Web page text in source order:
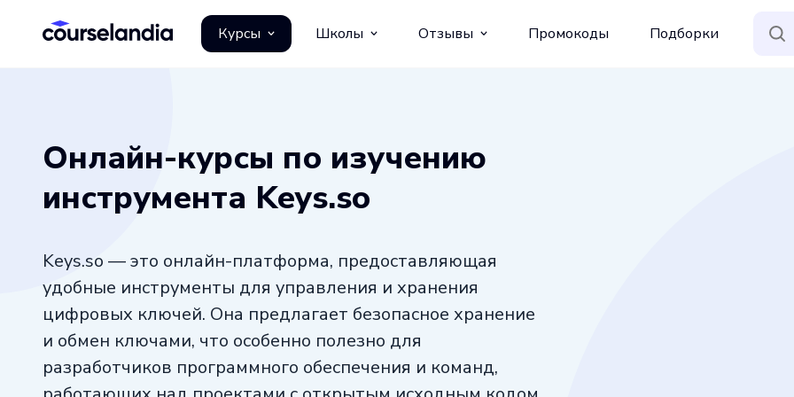
Курсы Школы Отзывы Промокоды Подборки
Онлайн-курсы по изучению
инструмента Keys.so
Keys.so — это онлайн-платформа, предоставляющая
удобные инструменты для управления и хранения
цифровых ключей. Она предлагает безопасное хранение
и обмен ключами, что особенно полезно для
разработчиков программного обеспечения и команд,